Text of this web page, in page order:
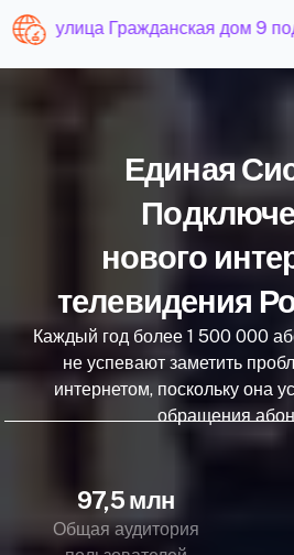
улица Гражданская дом 9
Единая
нового
телевидения
Каждый год более 1 500 000
не успевают заметить
интернетом, поскольку она
обращения
97,5 млн
Общая аудитория